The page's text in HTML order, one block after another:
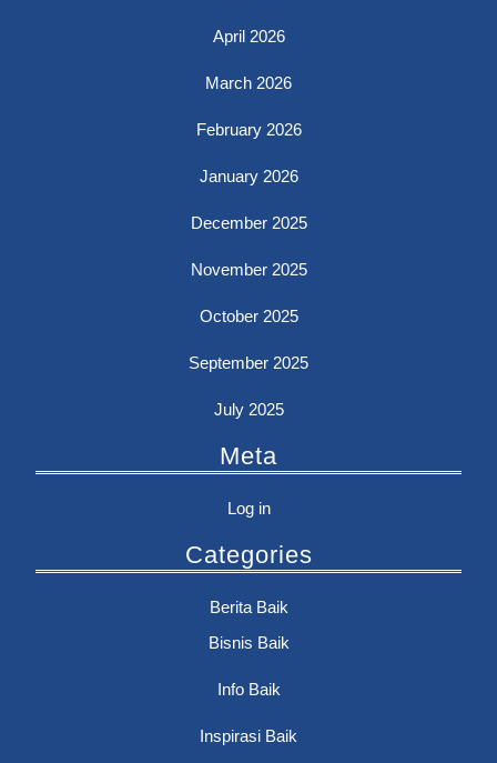
April 2026
March 2026
February 2026
January 2026
December 2025
November 2025
October 2025
September 2025
July 2025
Meta
Log in
Categories
Berita Baik
Bisnis Baik
Info Baik
Inspirasi Baik